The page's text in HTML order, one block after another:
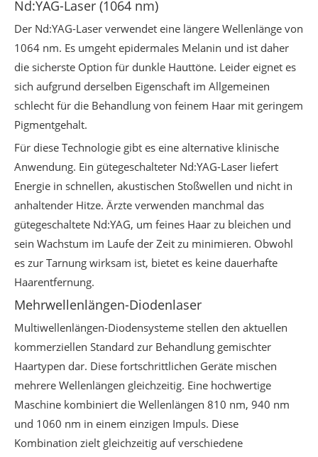
Nd:YAG-Laser (1064 nm)
Der Nd:YAG-Laser verwendet eine längere Wellenlänge von
1064 nm. Es umgeht epidermales Melanin und ist daher
die sicherste Option für dunkle Hauttöne. Leider eignet es
sich aufgrund derselben Eigenschaft im Allgemeinen
schlecht für die Behandlung von feinem Haar mit geringem
Pigmentgehalt.
Für diese Technologie gibt es eine alternative klinische
Anwendung. Ein gütegeschalteter Nd:YAG-Laser liefert
Energie in schnellen, akustischen Stoßwellen und nicht in
anhaltender Hitze. Ärzte verwenden manchmal das
gütegeschaltete Nd:YAG, um feines Haar zu bleichen und
sein Wachstum im Laufe der Zeit zu minimieren. Obwohl
es zur Tarnung wirksam ist, bietet es keine dauerhafte
Haarentfernung.
Mehrwellenlängen-Diodenlaser
Multiwellenlängen-Diodensysteme stellen den aktuellen
kommerziellen Standard zur Behandlung gemischter
Haartypen dar. Diese fortschrittlichen Geräte mischen
mehrere Wellenlängen gleichzeitig. Eine hochwertige
Maschine kombiniert die Wellenlängen 810 nm, 940 nm
und 1060 nm in einem einzigen Impuls. Diese
Kombination zielt gleichzeitig auf verschiedene